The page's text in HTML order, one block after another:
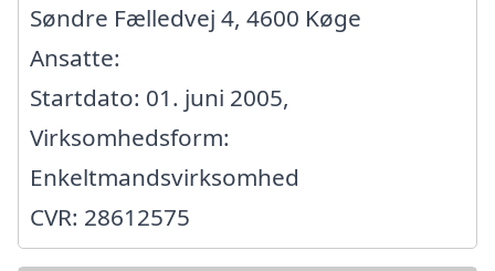
Søndre Fælledvej 4, 4600 Køge
Ansatte:
Startdato: 01. juni 2005,
Virksomhedsform:
Enkeltmandsvirksomhed
CVR: 28612575